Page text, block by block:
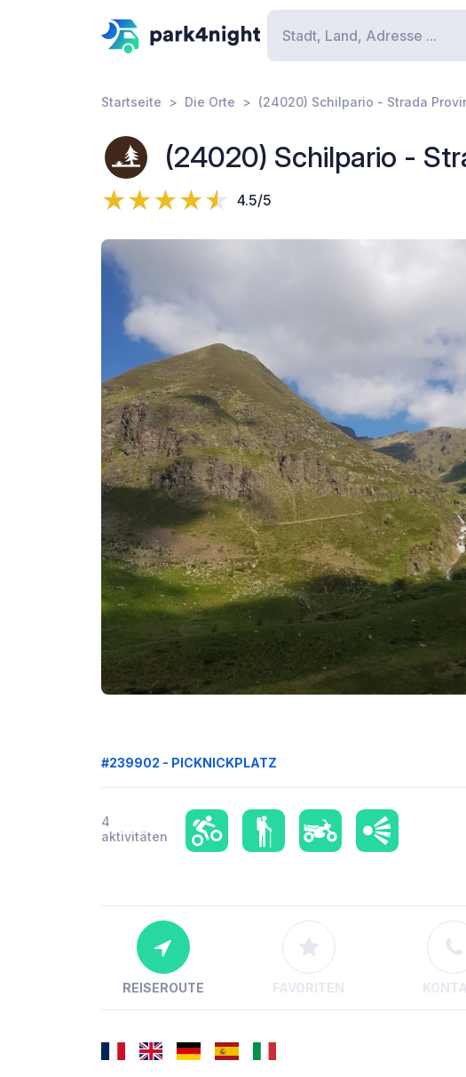
Startseite Die Orte (24020) Schilpario - Strada
(24020) Schilpario -
4.5/5
#239902 - PICKNICKPLATZ
4
aktivitäten
REISEROUTE FAVORITEN